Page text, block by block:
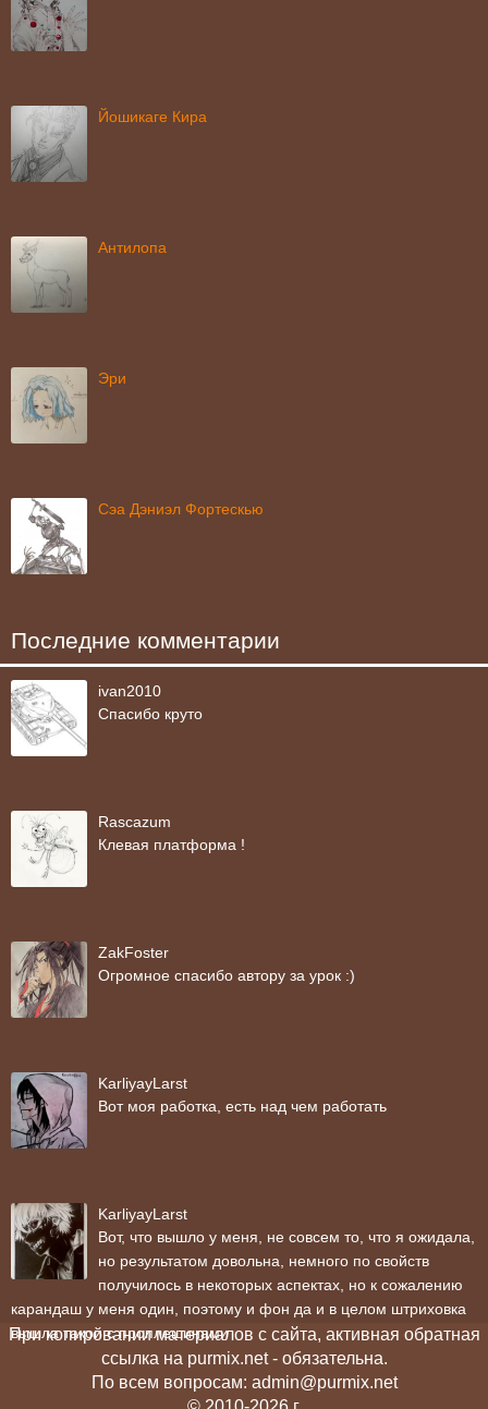
Йошикаге Кира
Антилопа
Эри
Сэа Дэниэл Фортескью
Последние комментарии
ivan2010
Спасибо круто
Rascazum
Клевая платформа !
ZakFoster
Огромное спасибо автору за урок :)
KarliyayLarst
Вот моя работка, есть над чем работать
KarliyayLarst
Вот, что вышло у меня, не совсем то, что я ожидала,
но результатом довольна, немного по свойств
получилось в некоторых аспектах, но к сожалению
карандаш у меня один, поэтому и фон да и в целом штриховка
вышла такой с проплешинами
При копировании материалов с сайта, активная обратная
ссылка на purmix.net - обязательна.
По всем вопросам: admin@purmix.net